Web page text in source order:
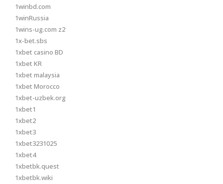
1winbd.com
1winRussia
1wins-ug.com z2
1x-bet.sbs
1xbet casino BD
1xbet KR
1xbet malaysia
1xbet Morocco
1xbet-uzbek.org
1xbet1
1xbet2
1xbet3
1xbet3231025
1xbet4
1xbetbk.quest
1xbetbk.wiki